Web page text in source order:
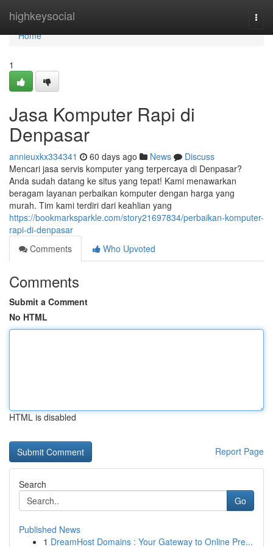
highkeysocial
Home
Home
1
Jasa Komputer Rapi di
Denpasar
annieuxkx334341 60 days ago News
Discuss
Mencari jasa servis komputer yang terpercaya di Denpasar?
Anda sudah datang ke situs yang tepat! Kami menawarkan
beragam layanan perbaikan komputer dengan harga yang
murah. Tim kami terdiri dari keahlian yang
https://bookmarksparkle.com/story21697834/perbaikan-komputer-
rapi-di-denpasar
Comments
Who Upvoted
Comments
Submit a Comment
No HTML
HTML is disabled
Report Page
Search
Go
Published News
1 DreamHost Domains : Your Gateway to Online Pre...